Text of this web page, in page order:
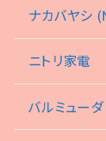
ナカバヤシ
ニトリ家電
バルミューダ